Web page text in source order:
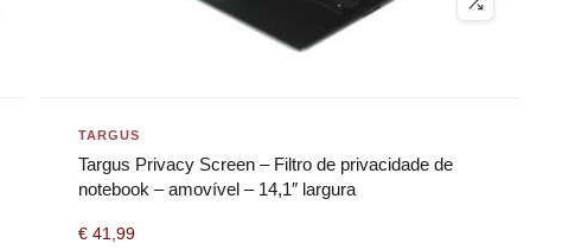
TARGUS
Targus Privacy Screen – Filtro de privacidade de
notebook – amovível – 14,1″ largura
€ 41,99